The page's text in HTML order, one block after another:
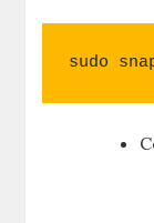
sudo